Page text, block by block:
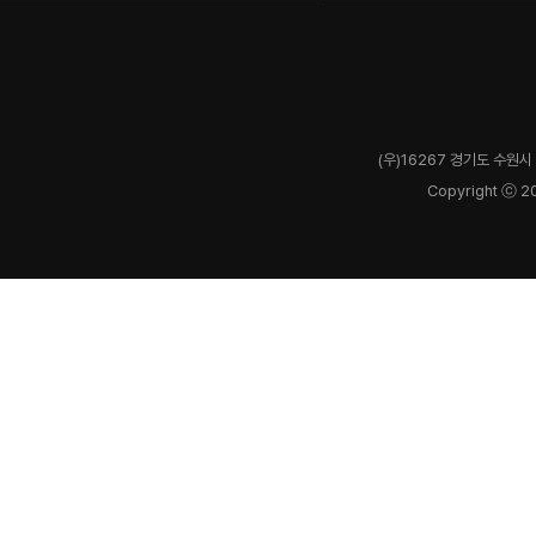
(우)16267 경기도 수원
Copyright ⓒ